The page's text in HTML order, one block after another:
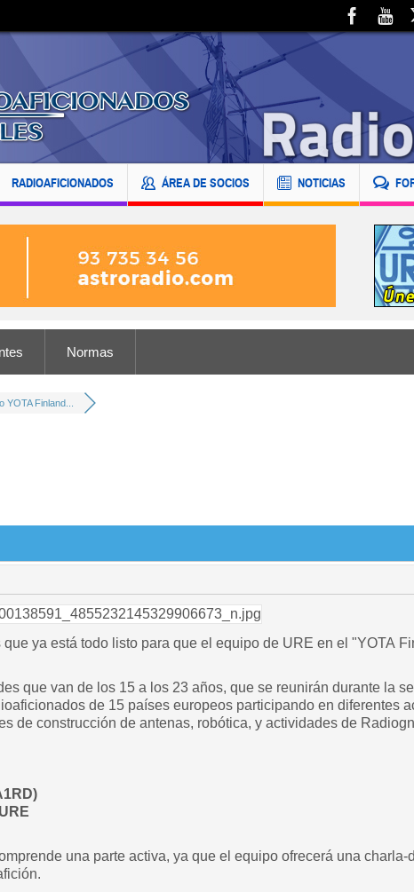
RADIOAFICIONADOS ÁREA DE SOCIOS NOTICIAS
Normas
YOTA Finland...
ya está todo listo para que el equipo de URE en el "YOTA
que van de los 15 a los 23 años, que se reunirán durante la
de 15 países europeos participando en diferentes
de construcción de antenas, robótica, y actividades de
una parte activa, ya que el equipo ofrecerá una